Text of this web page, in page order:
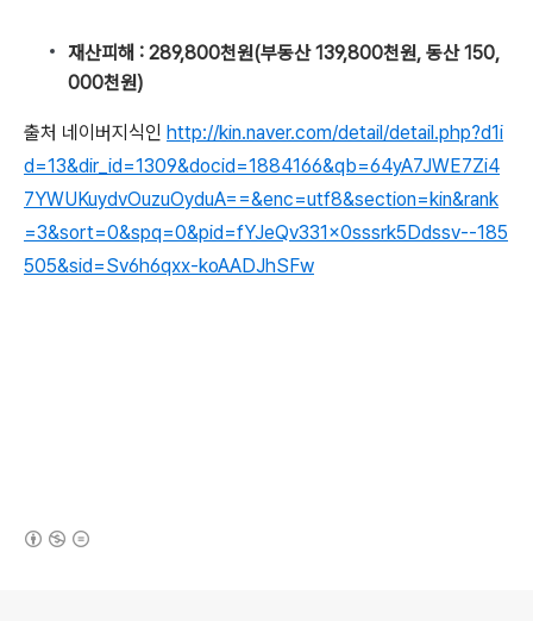
재산피해 : 289,800천원(부동산 139,800천원, 동산 150,
000천원)
출처 네이버지식인 http://kin.naver.com/detail/detail.php?d1i
d=13&dir_id=1309&docid=1884166&qb=64yA7JWE7Zi4
7YWUKuydvOuzuOyduA==&enc=utf8&section=kin&rank
=3&sort=0&spq=0&pid=fYJeQv331x0sssrk5Ddssv--185
505&sid=Sv6h6qxx-koAADJhSFw